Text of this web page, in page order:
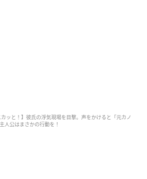
カッと！】彼氏の浮気現場を目撃。声をかけると「元カノ
人公はまさかの行動を！